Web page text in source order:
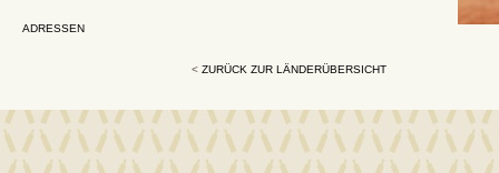
< ZURÜCK ZUR LÄNDERÜBERSICHT
ADRESSEN